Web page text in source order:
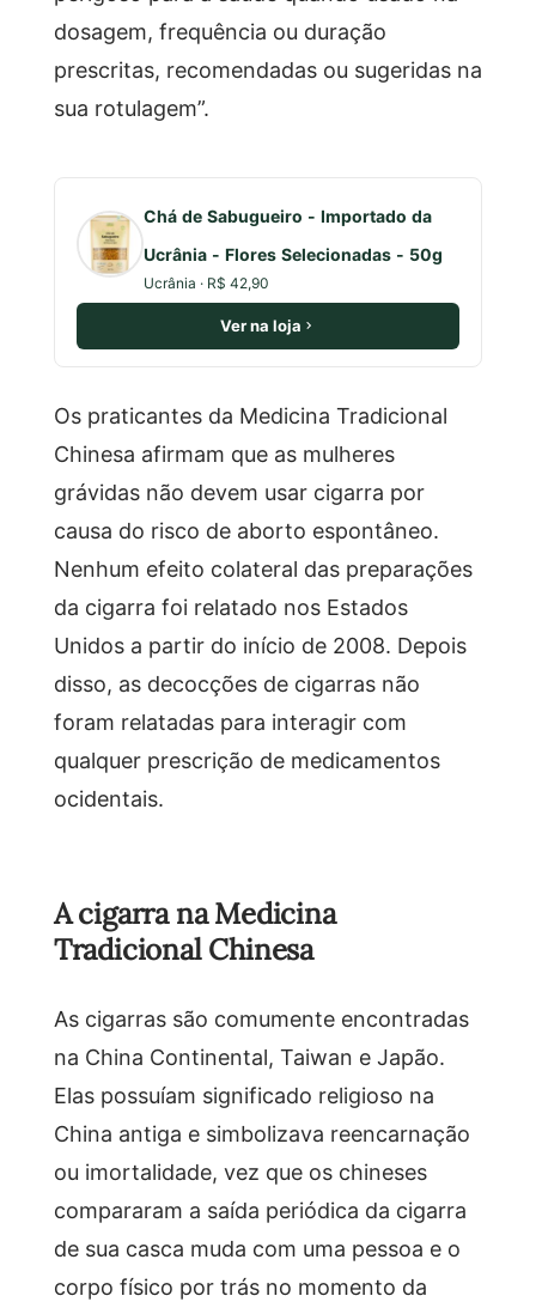
dosagem, frequência ou duração
prescritas, recomendadas ou sugeridas na
sua rotulagem”.
Chá de Sabugueiro - Importado da
Ucrânia - Flores Selecionadas - 50g
Ucrânia · R$ 42,90
Ver na loja
Os praticantes da Medicina Tradicional
Chinesa afirmam que as mulheres
grávidas não devem usar cigarra por
causa do risco de aborto espontâneo.
Nenhum efeito colateral das preparações
da cigarra foi relatado nos Estados
Unidos a partir do início de 2008. Depois
disso, as decocções de cigarras não
foram relatadas para interagir com
qualquer prescrição de medicamentos
ocidentais.
A cigarra na Medicina
Tradicional Chinesa
As cigarras são comumente encontradas
na China Continental, Taiwan e Japão.
Elas possuíam significado religioso na
China antiga e simbolizava reencarnação
ou imortalidade, vez que os chineses
compararam a saída periódica da cigarra
de sua casca muda com uma pessoa e o
corpo físico por trás no momento da